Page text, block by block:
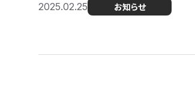
2025.02.25 お知らせ